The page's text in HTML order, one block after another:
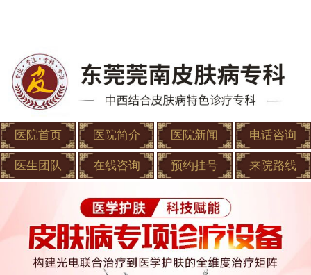
医院首页 医院简介 医院新闻 电话咨询
医生团队 在线咨询 预约挂号 来院路线